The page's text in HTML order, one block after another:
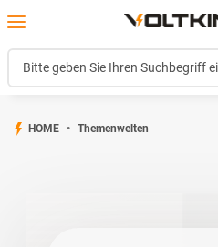
HOME Themenwelten